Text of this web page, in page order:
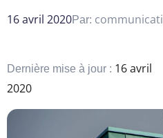
16 avril 2020Par:
Dernière mise à jour : 16 avril
2020